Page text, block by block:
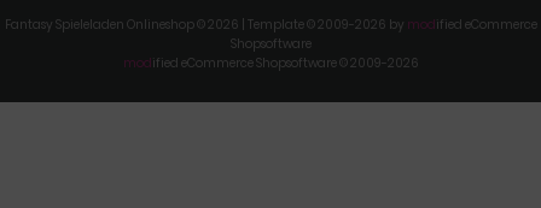
Fantasy Spieleladen Onlineshop © 2026 | Template © 2009-2026 by modified eCommerce
Shopsoftware
modified eCommerce Shopsoftware © 2009-2026